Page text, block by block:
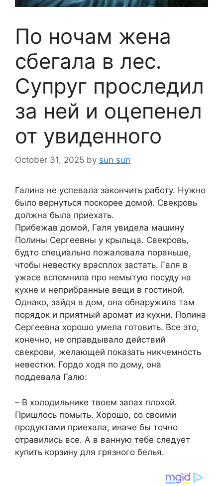
По ночам жена
сбегала в лес.
Супруг проследил
за ней и оцепенел
от увиденного
October 31, 2025 by sun sun
Галина не успевала закончить работу. Нужно
было вернуться поскорее домой. Свекровь
должна была приехать.
Прибежав домой, Галя увидела машину
Полины Сергеевны у крыльца. Свекровь,
будто специально пожаловала пораньше,
чтобы невестку врасплох застать. Галя в
ужасе вспомнила про немытую посуду на
кухне и неприбранные вещи в гостиной.
Однако, зайдя в дом, она обнаружила там
порядок и приятный аромат из кухни. Полина
Сергеевна хорошо умела готовить. Все это,
конечно, не оправдывало действий
свекрови, желающей показать никчемность
невестки. Гордо ходя по дому, она
поддевала Галю:
– В холодильнике твоем запах плохой.
Пришлось помыть. Хорошо, со своими
продуктами приехала, иначе бы точно
отравились все. А в ванную тебе следует
купить корзину для грязного белья.